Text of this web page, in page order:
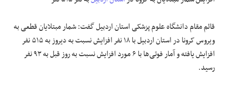
قائم مقام دانشگاه علوم پزشکی استان اردبیل گفت: شمار مبتلایان قطعی به
ویروس کرونا در استان اردبیل با ۱۸ نفر افزایش نسبت به دیروز به ۵۱۵ نفر
افزایش یافته و آمار فوتی‌ها با ۶ مورد افزایش نسبت به روز قبل به ۹۳ نفر
رسید.